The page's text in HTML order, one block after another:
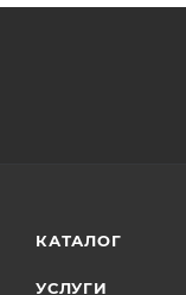
КАТАЛОГ
УСЛУГИ